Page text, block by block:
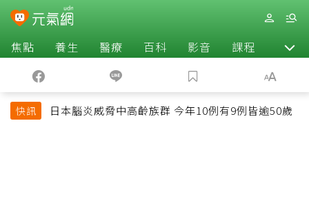
焦點 養生 醫療 百科 影音 課程 退休
快訊 日本腦炎威脅中高齡族群 今年10例有9例皆逾50歲